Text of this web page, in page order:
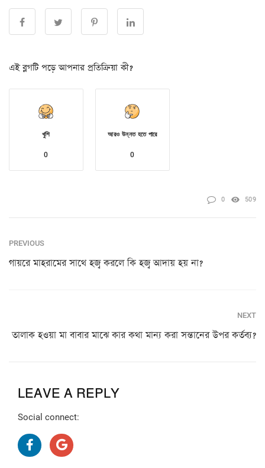
এই ব্লগটি পড়ে আপনার প্রতিক্রিয়া কী?
খুশি
0
আরও উন্নত হতে পারে
0
0 509
PREVIOUS
গায়রে মাহরামের সাথে হজ্ব করলে কি হজ্ব আদায় হয় না?
NEXT
তালাক হওয়া মা বাবার মাঝে কার কথা মান্য করা সন্তানের উপর কর্তব্য?
LEAVE A REPLY
Social connect: